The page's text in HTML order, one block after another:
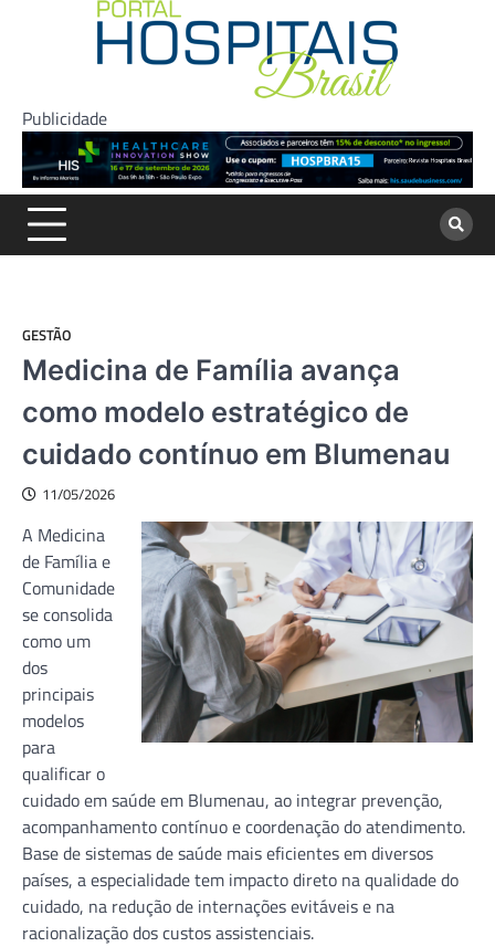
Publicidade
GESTÃO
Medicina de Família avança
como modelo estratégico de
cuidado contínuo em Blumenau
11/05/2026
A Medicina
de Família e
Comunidade
se consolida
como um
dos
principais
modelos
para
qualificar o
cuidado em saúde em Blumenau, ao integrar prevenção,
acompanhamento contínuo e coordenação do atendimento.
Base de sistemas de saúde mais eficientes em diversos
países, a especialidade tem impacto direto na qualidade do
cuidado, na redução de internações evitáveis e na
racionalização dos custos assistenciais.